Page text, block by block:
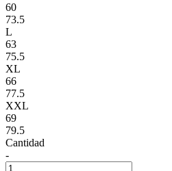
60
73.5
L
63
75.5
XL
66
77.5
XXL
69
79.5
Cantidad
-